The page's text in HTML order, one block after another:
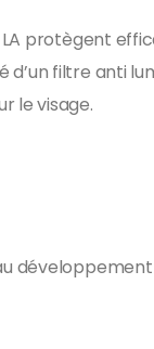
LA protègent
filtre anti
le visage.